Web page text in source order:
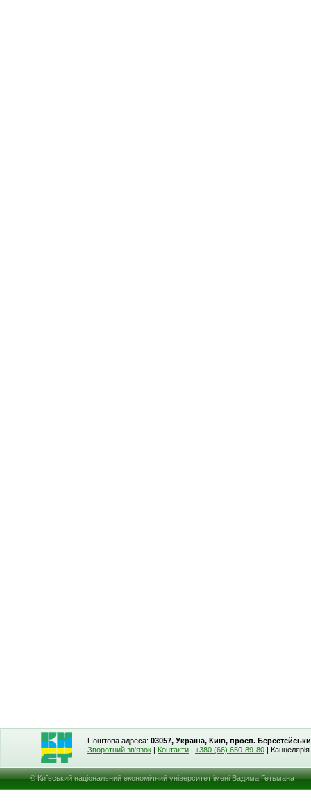
Поштова адреса: 03057, Україна, Київ, просп.
Зворотний зв'язок | Контакти | +380 (66) 650-89-80 | Канцелярія
© Київський національний економічний університет імені Вадима Гетьмана